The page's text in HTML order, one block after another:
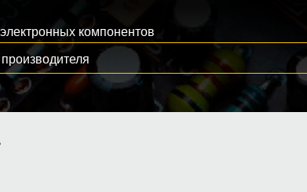
компонентов